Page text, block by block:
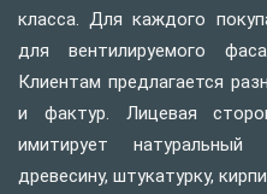
класса. Для каждого
для вентилируемого
Клиентам предлагается
и фактур. Лицевая
имитирует
древесину, штукатурку,